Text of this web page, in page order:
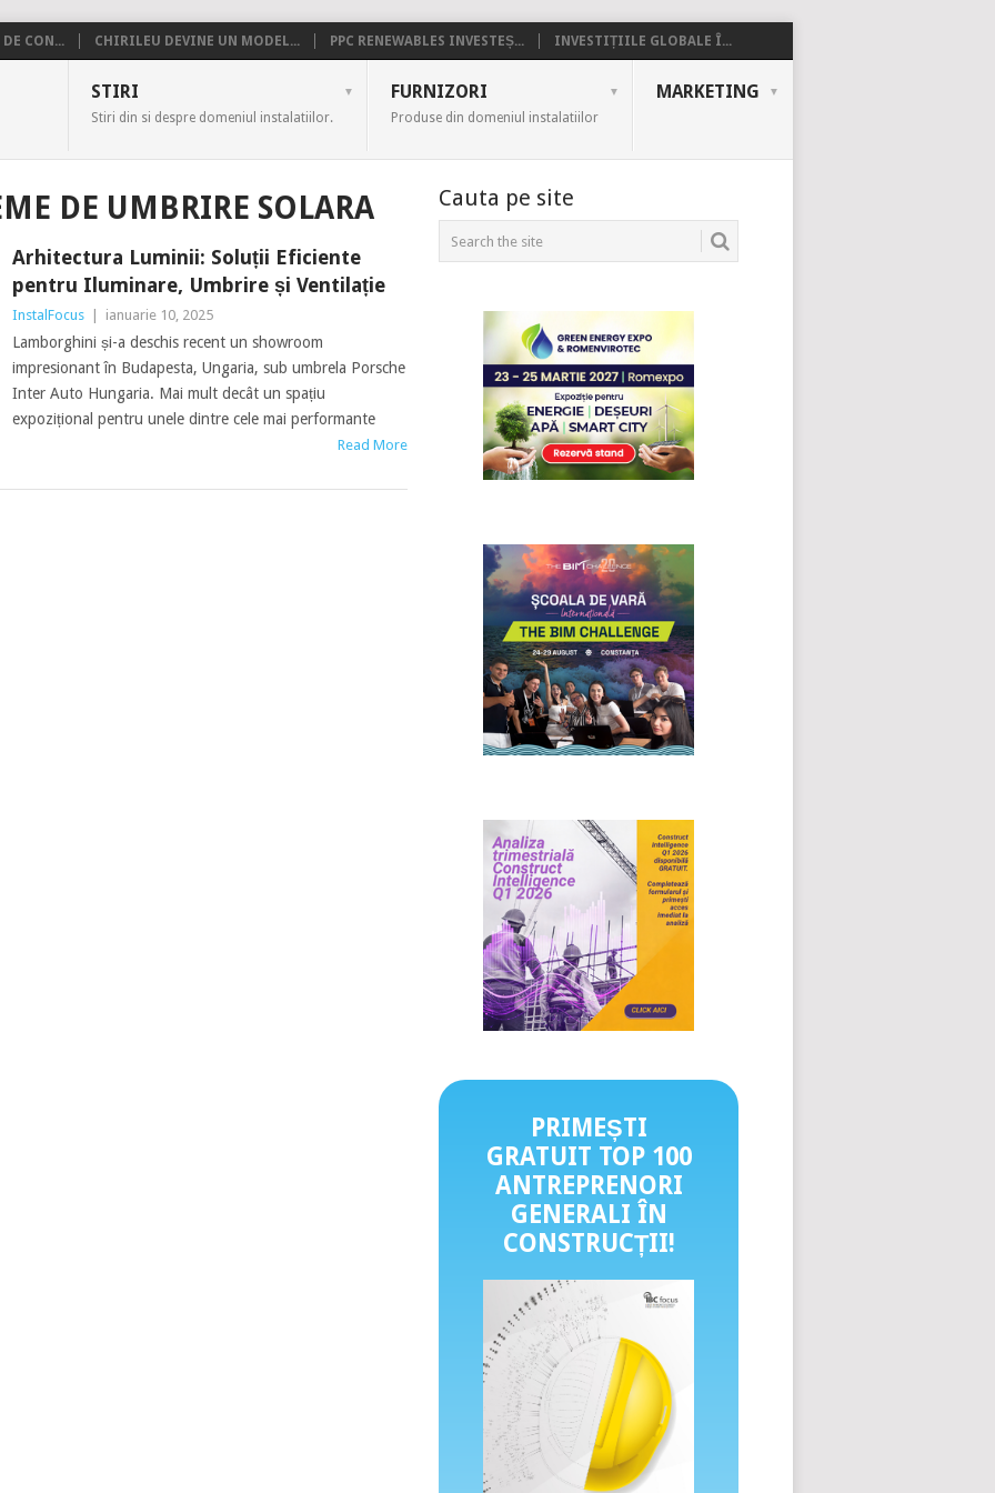
CON... CHIRILEU DEVINE UN MODEL... PPC RENEWABLES INVESTEȘ... INVESTIȚIILE GLOBALE Î...
STIRI
Stiri din si despre domeniul instalatiilor.
FURNIZORI
Produse din domeniul instalatiilor
MARKETING
DE UMBRIRE SOLARA
Arhitectura Luminii: Soluții Eficiente
pentru Iluminare, Umbrire și Ventilație
InstalFocus ianuarie 10, 2025
Lamborghini și-a deschis recent un showroom
impresionant în Budapesta, Ungaria, sub umbrela Porsche
Inter Auto Hungaria. Mai mult decât un spațiu
expozițional pentru unele dintre cele mai performante
Read More
Cauta pe site
PRIMEȘTI
GRATUIT TOP 100
ANTREPRENORI
GENERALI ÎN
CONSTRUCȚII!